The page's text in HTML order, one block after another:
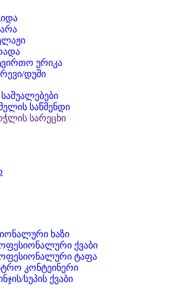
ურიკა
დუში
საწმენდი
სარეცხი
ხაზი
ქვაბი
ტაფა
კონტეინერი
სუპის ქვაბი